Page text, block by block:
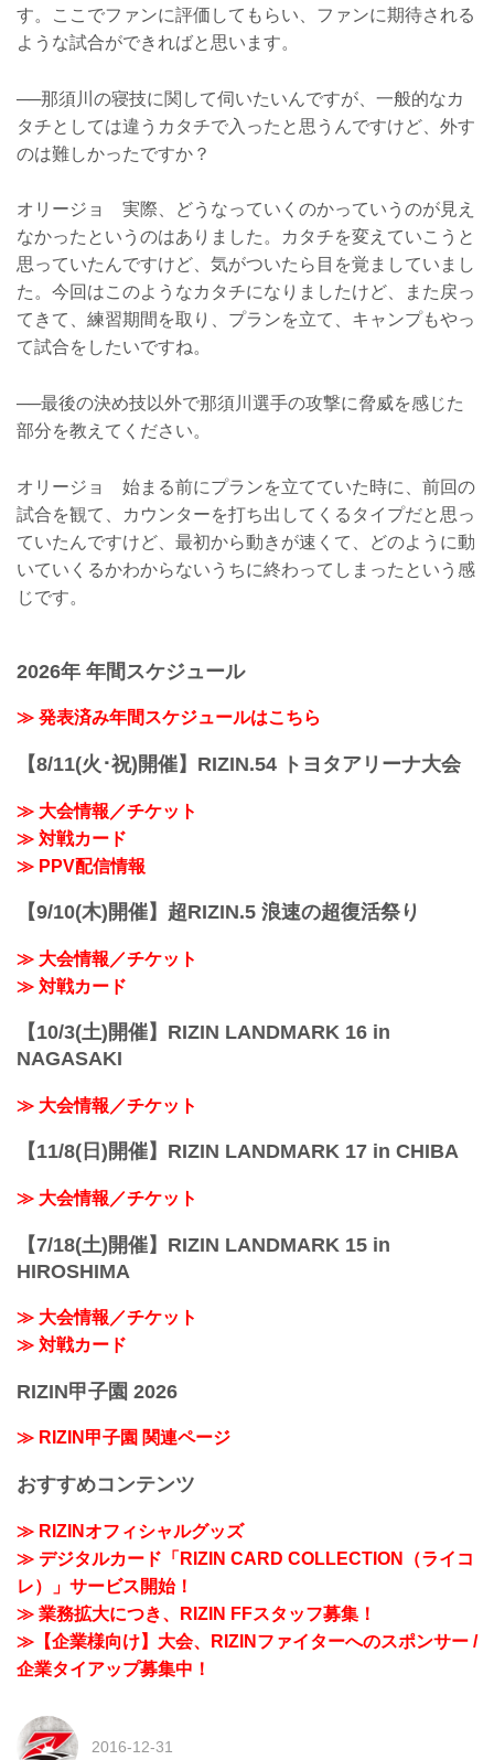
す。ここでファンに評価してもらい、ファンに期待される
ような試合ができればと思います。
──那須川の寝技に関して伺いたいんですが、一般的なカ
タチとしては違うカタチで入ったと思うんですけど、外す
のは難しかったですか？
オリージョ 実際、どうなっていくのかっていうのが見え
なかったというのはありました。カタチを変えていこうと
思っていたんですけど、気がついたら目を覚ましていまし
た。今回はこのようなカタチになりましたけど、また戻っ
てきて、練習期間を取り、プランを立て、キャンプもやっ
て試合をしたいですね。
──最後の決め技以外で那須川選手の攻撃に脅威を感じた
部分を教えてください。
オリージョ 始まる前にプランを立てていた時に、前回の
試合を観て、カウンターを打ち出してくるタイプだと思っ
ていたんですけど、最初から動きが速くて、どのように動
いていくるかわからないうちに終わってしまったという感
じです。
2026年 年間スケジュール
≫ 発表済み年間スケジュールはこちら
【8/11(火･祝)開催】RIZIN.54 トヨタアリーナ大会
≫ 大会情報／チケット
≫ 対戦カード
≫ PPV配信情報
【9/10(木)開催】超RIZIN.5 浪速の超復活祭り
≫ 大会情報／チケット
≫ 対戦カード
【10/3(土)開催】RIZIN LANDMARK 16 in
NAGASAKI
≫ 大会情報／チケット
【11/8(日)開催】RIZIN LANDMARK 17 in CHIBA
≫ 大会情報／チケット
【7/18(土)開催】RIZIN LANDMARK 15 in
HIROSHIMA
≫ 大会情報／チケット
≫ 対戦カード
RIZIN甲子園 2026
≫ RIZIN甲子園 関連ページ
おすすめコンテンツ
≫ RIZINオフィシャルグッズ
≫ デジタルカード「RIZIN CARD COLLECTION（ライコ
レ）」サービス開始！
≫ 業務拡大につき、RIZIN FFスタッフ募集！
≫【企業様向け】大会、RIZINファイターへのスポンサー /
企業タイアップ募集中！
2016-12-31